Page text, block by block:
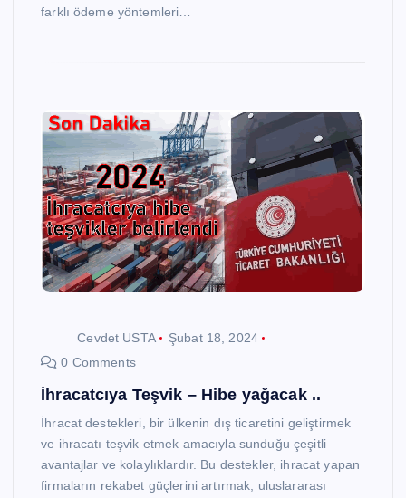
farklı ödeme yöntemleri…
Cevdet USTA
Şubat 18, 2024
0 Comments
İhracatcıya Teşvik – Hibe yağacak ..
İhracat destekleri, bir ülkenin dış ticaretini geliştirmek
ve ihracatı teşvik etmek amacıyla sunduğu çeşitli
avantajlar ve kolaylıklardır. Bu destekler, ihracat yapan
firmaların rekabet güçlerini artırmak, uluslararası